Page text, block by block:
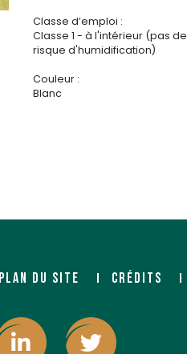
Classe d’emploi :
Classe 1 - à l'intérieur (pas de
risque d'humidification)
Couleur :
Blanc
PLAN DU SITE CRÉDITS